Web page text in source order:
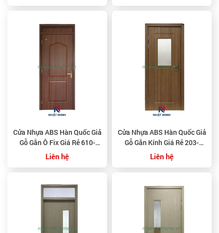
Cửa Nhựa ABS Hàn Quốc Giả
Gỗ Gắn Ô Fix Giá Rẻ 610-
W0901
Liên hệ
Cửa Nhựa ABS Hàn Quốc Giả
Gỗ Gắn Kính Giá Rẻ 203-
W0901
Liên hệ